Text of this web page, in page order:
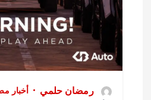
رمضان حلمي
أخبار مصر